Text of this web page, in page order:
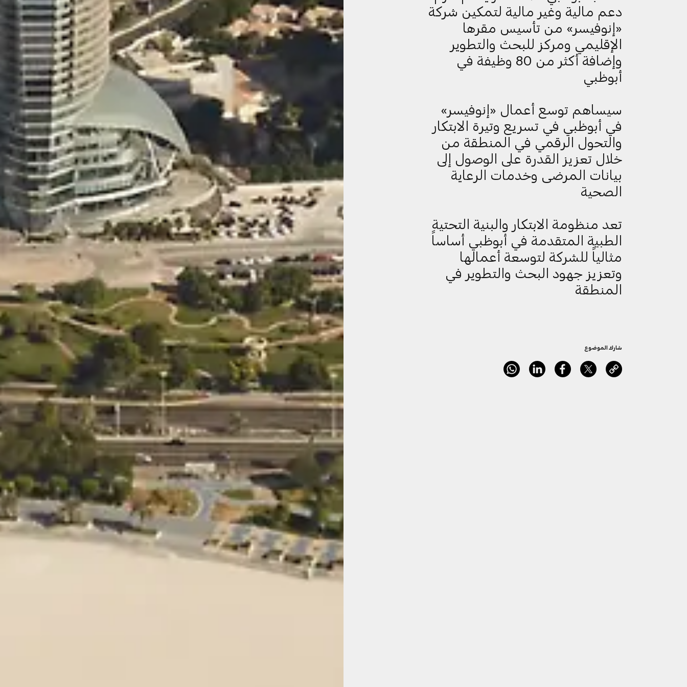
دعم مالية وغير مالية لتمكين شركة
«إنوفيسر» من تأسيس مقرها
الإقليمي ومركز للبحث والتطوير
وإضافة أكثر من 80 وظيفة في
أبوظبي
سيساهم توسع أعمال «إنوفيسر»
في أبوظبي في تسريع وتيرة الابتكار
والتحول الرقمي في المنطقة من
خلال تعزيز القدرة على الوصول إلى
بيانات المرضى وخدمات الرعاية
الصحية
تعد منظومة الابتكار والبنية التحتية
الطبية المتقدمة في أبوظبي أساساً
مثالياً للشركة لتوسعة أعمالها
وتعزيز جهود البحث والتطوير في
المنطقة
شارك الموضوع